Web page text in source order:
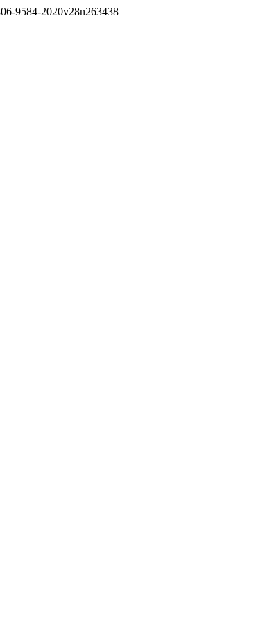
9584-2020v28n263438